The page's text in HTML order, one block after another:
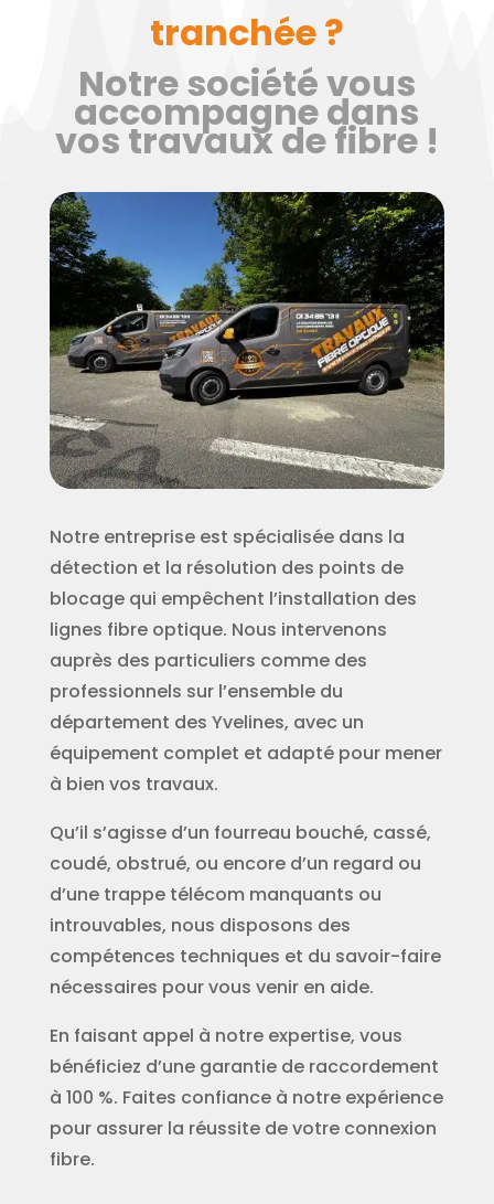
tranchée ?
Notre société vous
accompagne dans
vos travaux de fibre !
Notre entreprise est spécialisée dans la
détection et la résolution des points de
blocage qui empêchent l’installation des
lignes fibre optique. Nous intervenons
auprès des particuliers comme des
professionnels sur l’ensemble du
département des Yvelines, avec un
équipement complet et adapté pour mener
à bien vos travaux.
Qu’il s’agisse d’un fourreau bouché, cassé,
coudé, obstrué, ou encore d’un regard ou
d’une trappe télécom manquants ou
introuvables, nous disposons des
compétences techniques et du savoir-faire
nécessaires pour vous venir en aide.
En faisant appel à notre expertise, vous
bénéficiez d’une garantie de raccordement
à 100 %. Faites confiance à notre expérience
pour assurer la réussite de votre connexion
fibre.